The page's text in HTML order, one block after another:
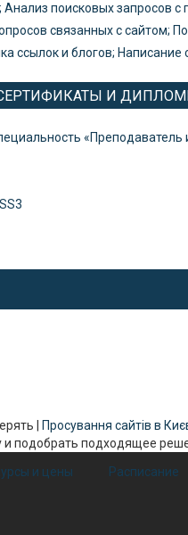
поисковых запросов
связанных c сайтом;
ссылок и блогов; Написание
И
«Преподаватель
| Просування сайтів в
и подобрать подходящее
и цены Расписание